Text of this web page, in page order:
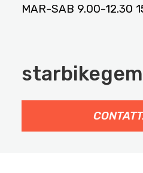
MAR-SAB 9.00-12.30